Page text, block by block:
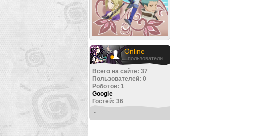
Online
пользователи
Всего на сайте: 37
Пользователей: 0
Роботов: 1
Google
Гостей: 36
-